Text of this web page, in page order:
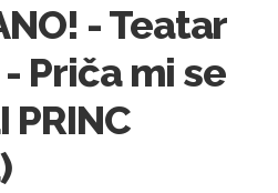
- Teatar
Priča mi se
PRINC